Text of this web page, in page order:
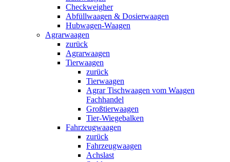
Checkweigher
Abfüllwaagen & Dosierwaagen
Hubwagen-Waagen
Agrarwaagen
zurück
Agrarwaagen
Tierwaagen
zurück
Tierwaagen
Agrar Tischwaagen vom Waagen
Fachhandel
Großtierwaagen
Tier-Wiegebalken
Fahrzeugwaagen
zurück
Fahrzeugwaagen
Achslast